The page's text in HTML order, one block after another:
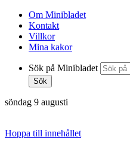
Om Minibladet
Kontakt
Villkor
Mina kakor
Sök på Minibladet
Sök
söndag 9 augusti
Hoppa till innehållet